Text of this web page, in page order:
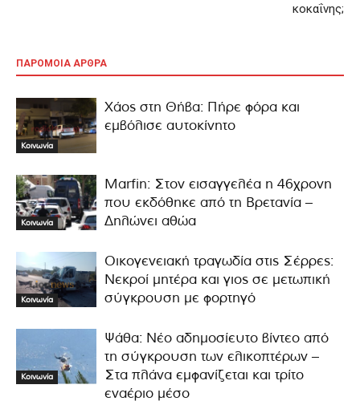
κοκαΐνης;
ΠΑΡΟΜΟΙΑ ΑΡΘΡΑ
Κοινωνία
Χάος στη Θήβα: Πήρε φόρα και
εμβόλισε αυτοκίνητο
Κοινωνία
Marfin: Στον εισαγγελέα η 46χρονη
που εκδόθηκε από τη Βρετανία –
Δηλώνει αθώα
Κοινωνία
Οικογενειακή τραγωδία στις Σέρρες:
Νεκροί μητέρα και γιος σε μετωπική
σύγκρουση με φορτηγό
Κοινωνία
Ψάθα: Νέο αδημοσίευτο βίντεο από
τη σύγκρουση των ελικοπτέρων –
Στα πλάνα εμφανίζεται και τρίτο
εναέριο μέσο